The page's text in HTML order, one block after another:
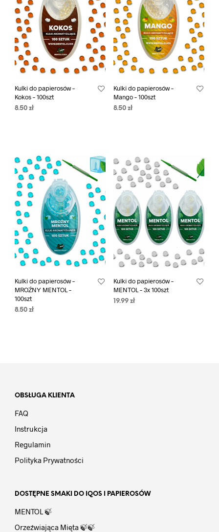
Kulki do papierosów –
Kokos – 100szt
8.50 zł
Kulki do papierosów –
Mango – 100szt
8.50 zł
Kulki do papierosów –
MROŹNY MENTOL –
100szt
8.50 zł
Kulki do papierosów –
MENTOL – 3x 100szt
19.99 zł
OBSŁUGA KLIENTA
FAQ
Instrukcja
Regulamin
Polityka Prywatności
DOSTĘPNE SMAKI DO IQOS I PAPIEROSÓW
MENTOL 🍃
Orzeźwiająca Mięta 🍃🍃